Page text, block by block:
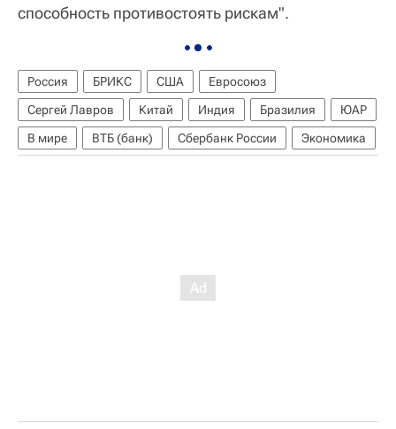
способность противостоять рискам".
Россия БРИКС США
Евросоюз
Сергей Лавров
Китай Индия Бразилия
ЮАР
В мире
ВТБ (банк) Сбербанк России Экономика